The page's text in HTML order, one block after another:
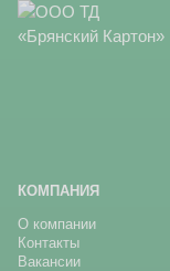
КОМПАНИЯ
О компании
Контакты
Вакансии